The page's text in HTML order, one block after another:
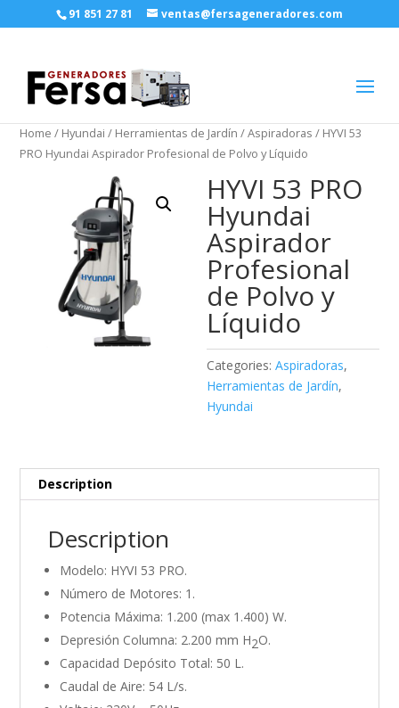
91 851 27 81 ventas@fersageneradores.com
Home / Hyundai / Herramientas de Jardín /Aspiradoras / HYVI 53
PRO Hyundai Aspirador Profesional de Polvo y Líquido
HYVI 53 PRO
Hyundai
Aspirador
Profesional
de Polvo y
Líquido
Categories:Aspiradoras,
Herramientas de Jardín,
Hyundai
Description
Description
Modelo: HYVI 53 PRO.
Número de Motores: 1.
Potencia Máxima: 1.200 (max 1.400) W.
Depresión Columna: 2.200 mm H2O.
Capacidad Depósito Total: 50 L.
Caudal de Aire: 54 L/s.